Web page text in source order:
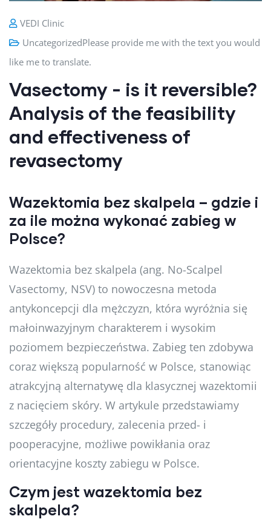
VEDI Clinic
UncategorizedPlease provide me with the text you would
like me to translate.
Vasectomy - is it reversible?
Analysis of the feasibility
and effectiveness of
revasectomy
Wazektomia bez skalpela – gdzie i
za ile można wykonać zabieg w
Polsce?
Wazektomia bez skalpela (ang. No-Scalpel
Vasectomy, NSV) to nowoczesna metoda
antykoncepcji dla mężczyzn, która wyróżnia się
małoinwazyjnym charakterem i wysokim
poziomem bezpieczeństwa. Zabieg ten zdobywa
coraz większą popularność w Polsce, stanowiąc
atrakcyjną alternatywę dla klasycznej wazektomii
z nacięciem skóry. W artykule przedstawiamy
szczegóły procedury, zalecenia przed- i
pooperacyjne, możliwe powikłania oraz
orientacyjne koszty zabiegu w Polsce.
Czym jest wazektomia bez
skalpela?